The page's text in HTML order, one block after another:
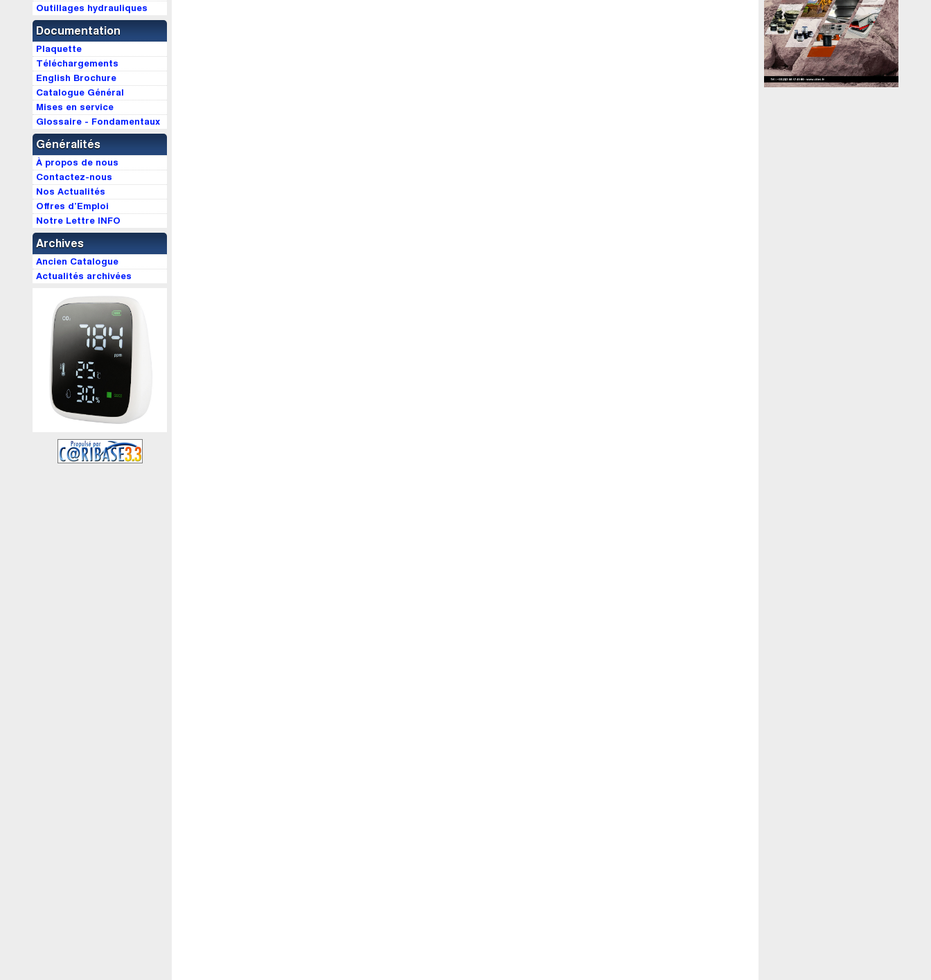
Outillages hydrauliques
Documentation
Plaquette
Téléchargements
English Brochure
Catalogue Général
Mises en service
Glossaire - Fondamentaux
Généralités
À propos de nous
Contactez-nous
Nos Actualités
Offres d’Emploi
Notre Lettre INFO
Archives
Ancien Catalogue
Actualités archivées